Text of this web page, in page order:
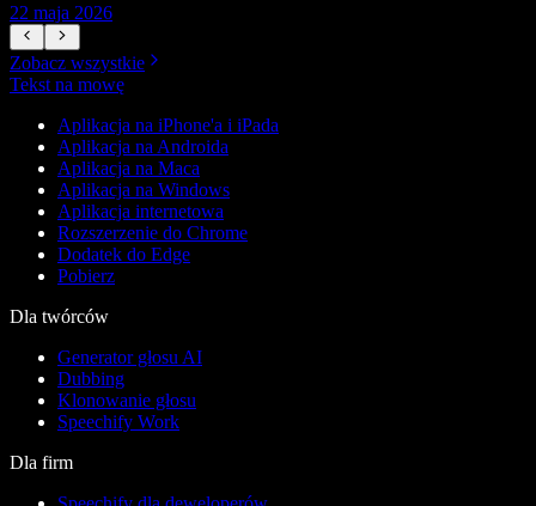
22 maja 2026
Zobacz wszystkie
Tekst na mowę
Aplikacja na iPhone'a i iPada
Aplikacja na Androida
Aplikacja na Maca
Aplikacja na Windows
Aplikacja internetowa
Rozszerzenie do Chrome
Dodatek do Edge
Pobierz
Dla twórców
Generator głosu AI
Dubbing
Klonowanie głosu
Speechify Work
Dla firm